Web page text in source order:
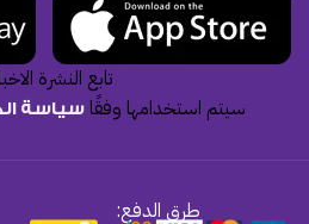
تابع النشرة
سيتم استخدامها وفقًاسياسة
طرق الدفع: